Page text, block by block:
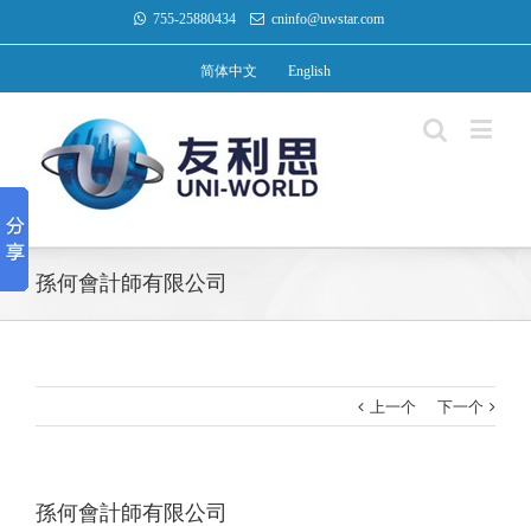
755-25880434 cninfo@uwstar.com
简体中文 English
孫何會計師有限公司
上一个 下一个
孫何會計師有限公司